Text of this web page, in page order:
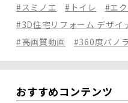
#スミノエ
#トイレ #エ
#3D住宅リフォーム デザイ
#高画質動画
#360度パノ
おすすめコンテンツ